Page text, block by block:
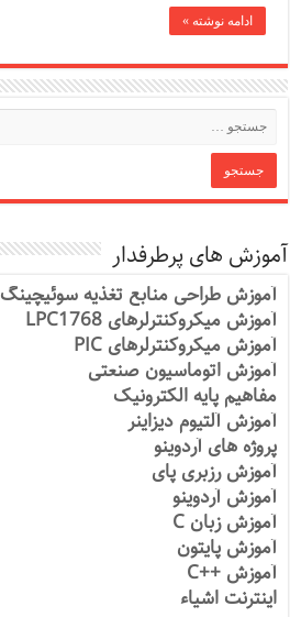
ادامه نوشته »
آموزش های پرطرفدار
آموزش طراحی منابع تغذیه سوئیچینگ
آموزش میکروکنترلرهای LPC1768
آموزش میکروکنترلرهای PIC
آموزش اتوماسیون صنعتی
مفاهیم پایه الکترونیک
آموزش آلتیوم دیزاینر
پروژه های آردوینو
آموزش رزبری پای
آموزش آردوینو
آموزش زبان C
آموزش پایتون
آموزش ++C
اینترنت اشیاء